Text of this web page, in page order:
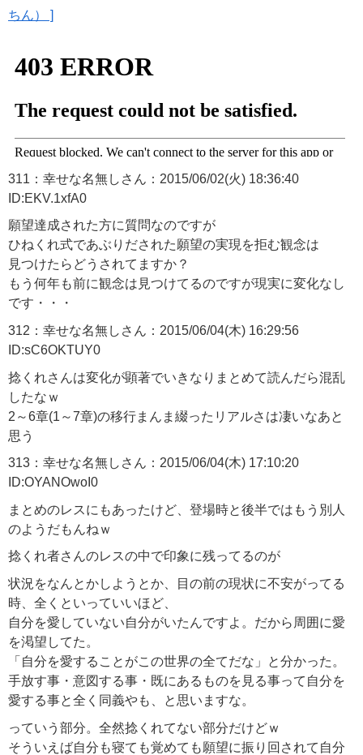
ちん） ]
311：幸せな名無しさん：2015/06/02(火) 18:36:40
ID:EKV.1xfA0
願望達成された方に質問なのですが
ひねくれ式であぶりだされた願望の実現を拒む観念は
見つけたらどうされてますか？
もう何年も前に観念は見つけてるのですが現実に変化なし
です・・・
312：幸せな名無しさん：2015/06/04(木) 16:29:56
ID:sC6OKTUY0
捻くれさんは変化が顕著でいきなりまとめて読んだら混乱
したなｗ
2～6章(1～7章)の移行まんま綴ったリアルさは凄いなあと
思う
313：幸せな名無しさん：2015/06/04(木) 17:10:20
ID:OYANOwoI0
まとめのレスにもあったけど、登場時と後半ではもう別人
のようだもんねｗ
捻くれ者さんのレスの中で印象に残ってるのが
状況をなんとかしようとか、目の前の現状に不安がってる
時、全くといっていいほど、
自分を愛していない自分がいたんですよ。だから周囲に愛
を渇望してた。
「自分を愛することがこの世界の全てだな」と分かった。
手放す事・意図する事・既にあるものを見る事って自分を
愛する事と全く同義やも、と思いますな。
っていう部分。全然捻くれてない部分だけどｗ
そういえば自分も寝ても覚めても願望に振り回されて自分